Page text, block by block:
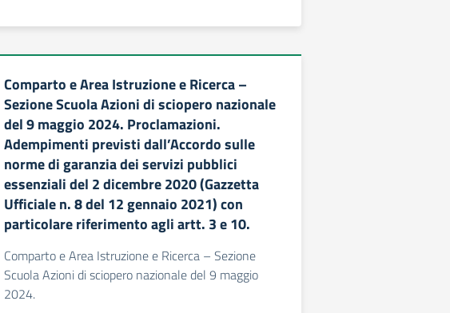
Comparto e Area Istruzione e Ricerca –
Sezione Scuola Azioni di sciopero nazionale
del 9 maggio 2024. Proclamazioni.
Adempimenti previsti dall’Accordo sulle
norme di garanzia dei servizi pubblici
essenziali del 2 dicembre 2020 (Gazzetta
Ufficiale n. 8 del 12 gennaio 2021) con
particolare riferimento agli artt. 3 e 10.
Comparto e Area Istruzione e Ricerca – Sezione
Scuola Azioni di sciopero nazionale del 9 maggio
2024.